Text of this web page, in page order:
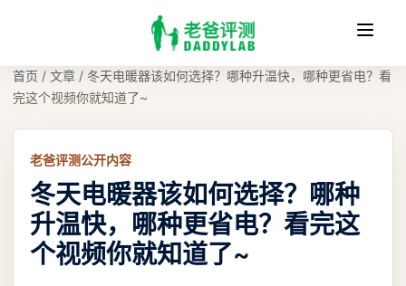
收
首页 / 文章 / 冬天电暖器该如何选择？哪种升温快，哪种更省电？看
完这个视频你就知道了~
老爸评测公开内容
冬天电暖器该如何选择？哪种
升温快，哪种更省电？看完这
个视频你就知道了~